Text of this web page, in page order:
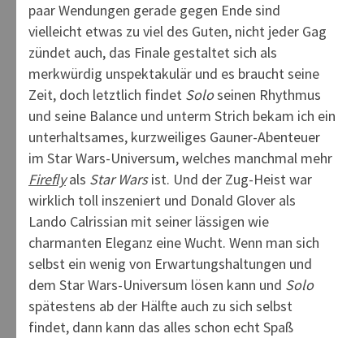
paar Wendungen gerade gegen Ende sind
vielleicht etwas zu viel des Guten, nicht jeder Gag
zündet auch, das Finale gestaltet sich als
merkwürdig unspektakulär und es braucht seine
Zeit, doch letztlich findet Soloseinen Rhythmus
und seine Balance und unterm Strich bekam ich ein
unterhaltsames, kurzweiliges Gauner-Abenteuer
im Star Wars-Universum, welches manchmal mehr
Fireflyals Star Warsist. Und der Zug-Heist war
wirklich toll inszeniert und Donald Glover als
Lando Calrissian mit seiner lässigen wie
charmanten Eleganz eine Wucht. Wenn man sich
selbst ein wenig von Erwartungshaltungen und
dem Star Wars-Universum lösen kann und Solo
spätestens ab der Hälfte auch zu sich selbst
findet, dann kann das alles schon echt Spaß